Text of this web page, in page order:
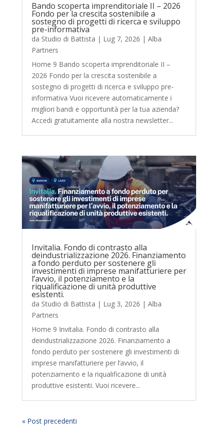
Bando scoperta imprenditoriale II – 2026
Fondo per la crescita sostenibile a
sostegno di progetti di ricerca e sviluppo
pre-informativa
da Studio di Battista | Lug 7, 2026 | Alba
Partners
Home 9 Bando scoperta imprenditoriale II –
2026 Fondo per la crescita sostenibile a
sostegno di progetti di ricerca e sviluppo pre-
informativa Vuoi ricevere automaticamente i
migliori bandi e opportunità per la tua azienda?
Accedi gratuitamente alla nostra newsletter...
Invitalia. Fondo di contrasto alla
deindustrializzazione 2026. Finanziamento
a fondo perduto per sostenere gli
investimenti di imprese manifatturiere per
l’avvio, il potenziamento e la
riqualificazione di unità produttive
esistenti.
da Studio di Battista | Lug 3, 2026 | Alba
Partners
Home 9 Invitalia. Fondo di contrasto alla
deindustrializzazione 2026. Finanziamento a
fondo perduto per sostenere gli investimenti di
imprese manifatturiere per l’avvio, il
potenziamento e la riqualificazione di unità
produttive esistenti. Vuoi ricevere...
« Post precedenti